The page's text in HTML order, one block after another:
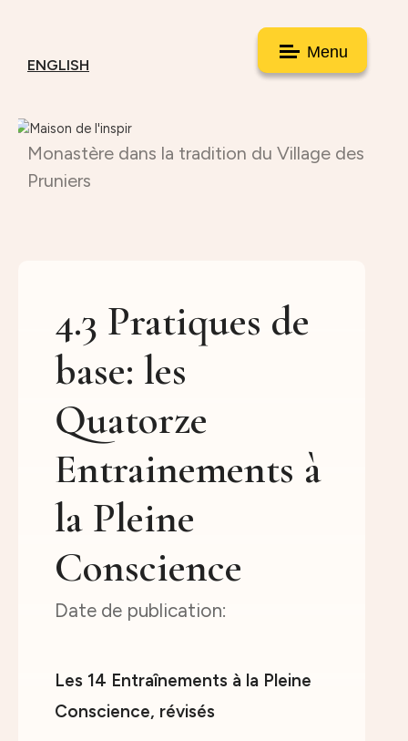
Menu
ENGLISH
Monastère dans la tradition du Village des
Pruniers
4.3 Pratiques de
base: les
Quatorze
Entrainements à
la Pleine
Conscience
Les 14 Entraînements à la Pleine
Conscience, révisés